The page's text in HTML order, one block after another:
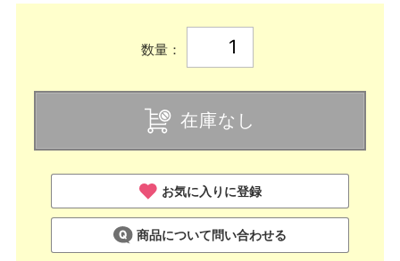
数量：
在庫なし
お気に入りに登録
商品について問い合わせる